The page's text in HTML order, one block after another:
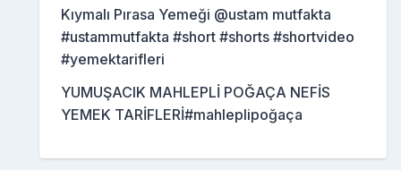
Kıymalı Pırasa Yemeği @ustam mutfakta
#ustammutfakta #short #shorts #shortvideo
#yemektarifleri
YUMUŞACIK MAHLEPLİ POĞAÇA NEFİS
YEMEK TARİFLERİ#mahleplipoğaça